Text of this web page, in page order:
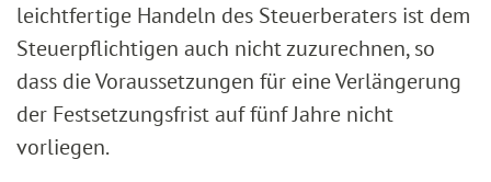
leichtfertige Handeln des Steuerberaters ist dem
Steuerpflichtigen auch nicht zuzurechnen, so
dass die Voraussetzungen für eine Verlängerung
der Festsetzungsfrist auf fünf Jahre nicht
vorliegen.